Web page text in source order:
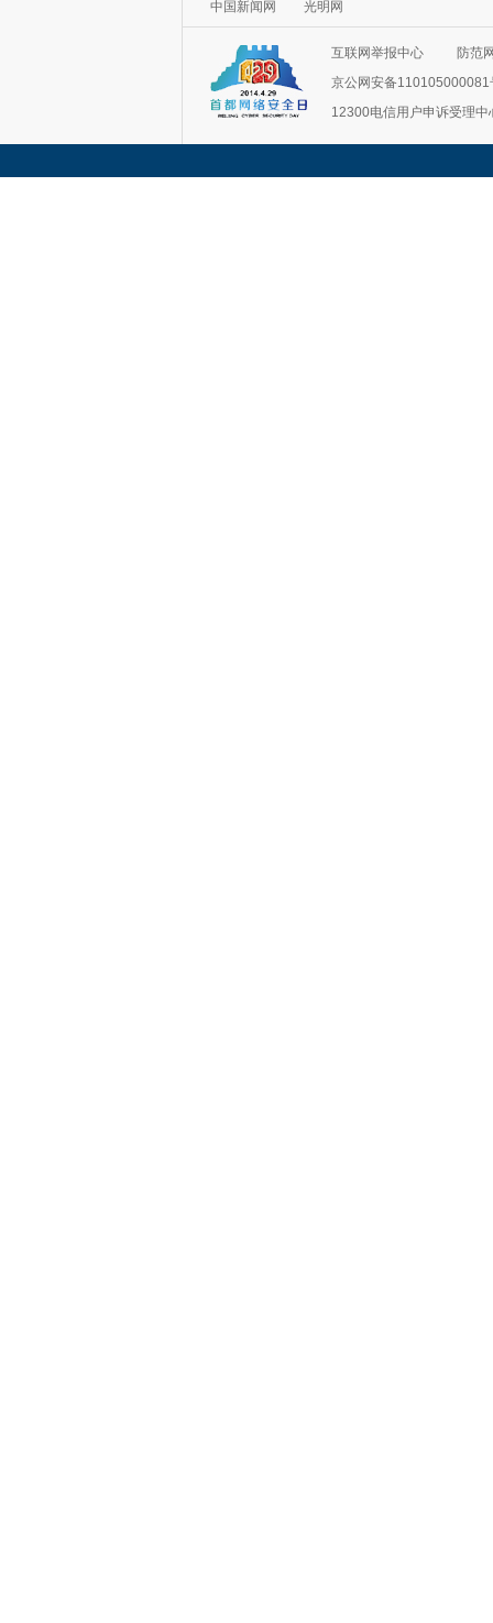
中国新闻网 光明网
互联网举报中心
防范
京公网安备110105000081
12300电信用户申诉受理中